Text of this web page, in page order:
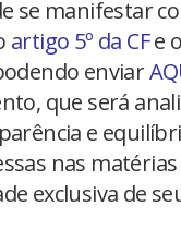
se manifestar
artigo 5º da CFe o
enviar
que será
e
nas matérias
exclusiva de